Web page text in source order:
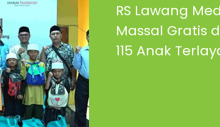
RS Lawang
Massal Gratis
115 Anak